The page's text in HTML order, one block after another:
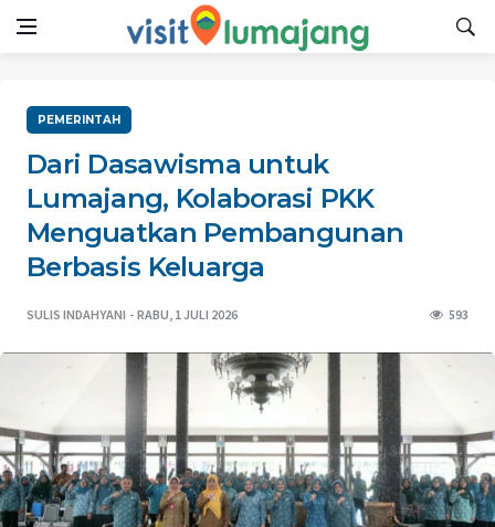
PEMERINTAH
Dari Dasawisma untuk
Lumajang, Kolaborasi PKK
Menguatkan Pembangunan
Berbasis Keluarga
SULIS INDAHYANI RABU, 1 JULI 2026 593